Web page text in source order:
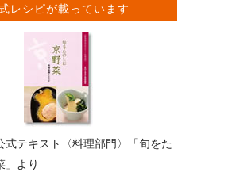
レシピが載っています
式テキスト〈料理部門〉「旬をた
」より